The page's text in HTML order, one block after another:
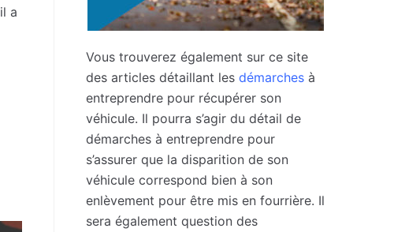
a
Vous trouverez également sur ce site
des articles détaillant les démarches à
entreprendre pour récupérer son
véhicule. Il pourra s’agir du détail de
démarches à entreprendre pour
s’assurer que la disparition de son
véhicule correspond bien à son
enlèvement pour être mis en fourrière. Il
sera également question des